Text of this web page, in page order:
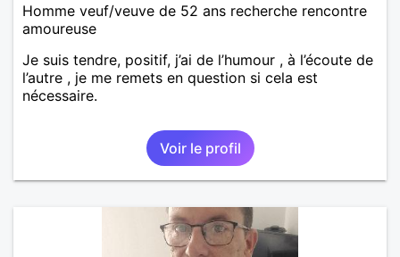
Homme veuf/veuve de 52 ans recherche rencontre
amoureuse
Je suis tendre, positif, j’ai de l’humour , à l’écoute de
l’autre , je me remets en question si cela est
nécessaire.
Voir le profil